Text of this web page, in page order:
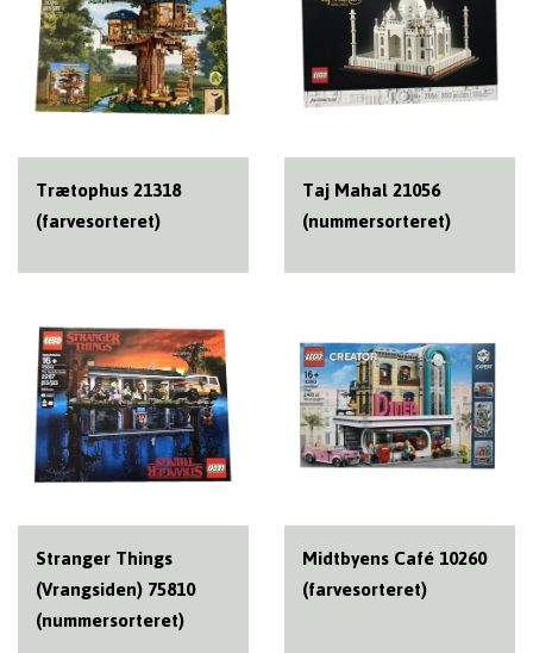
Trætophus 21318
(farvesorteret)
Taj Mahal 21056
(nummersorteret)
Stranger Things
(Vrangsiden) 75810
(nummersorteret)
Midtbyens Café 10260
(farvesorteret)